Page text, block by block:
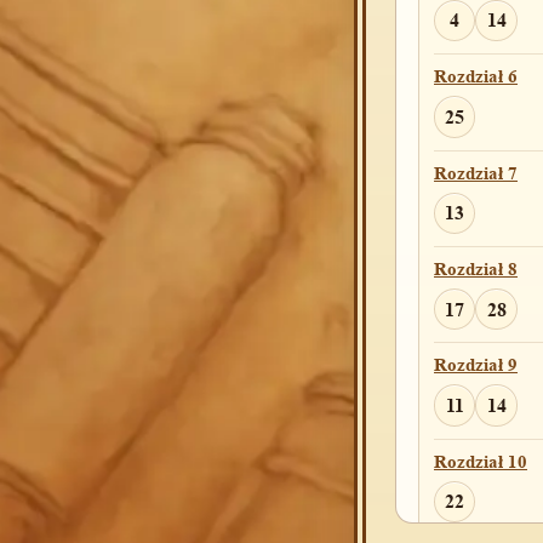
Rozdział 24
62
Rozdział 25
30
Rozdział 26
8 9
Rozdział 27
46
Rozdział 29
34 35
Rozdział 30
4 14
Rozdział 6
25
Rozdział 7
13
Rozdział 8
17 28
Rozdział 9
11 14
Rozdział 10
22